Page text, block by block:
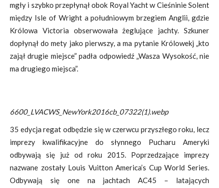
mgły i szybko przepłynął obok Royal Yacht w Cieśninie Solent
między Isle of Wright a południowym brzegiem Anglii, gdzie
Królowa Victoria obserwowała żeglujące jachty. Szkuner
dopłynął do mety jako pierwszy, a ma pytanie Królowekj „kto
zajął drugie miejsce” padła odpowiedź „Wasza Wysokość, nie
ma drugiego miejsca”.
6600_LVACWS_NewYork2016cb_07322(1).webp
35 edycja regat odbędzie się w czerwcu przyszłego roku, lecz
imprezy kwalifikacyjne do słynnego Pucharu Ameryki
odbywają się już od roku 2015. Poprzedzające imprezy
nazwane zostały Louis Vuitton America’s Cup World Series.
Odbywają się one na jachtach AC45 – latających